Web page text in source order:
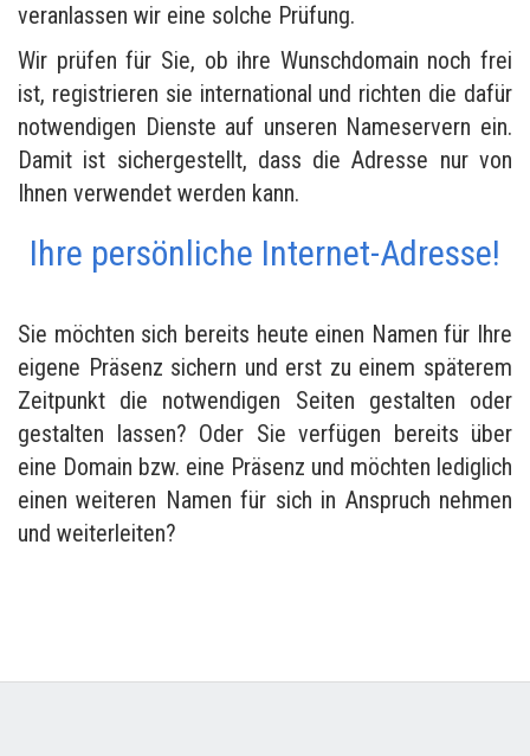
veranlassen wir eine solche Prüfung.
Wir prüfen für Sie, ob ihre Wunschdomain noch frei
ist, registrieren sie international und richten die dafür
notwendigen Dienste auf unseren Nameservern ein.
Damit ist sichergestellt, dass die Adresse nur von
Ihnen verwendet werden kann.
Ihre persönliche Internet-Adresse!
Sie möchten sich bereits heute einen Namen für Ihre
eigene Präsenz sichern und erst zu einem späterem
Zeitpunkt die notwendigen Seiten gestalten oder
gestalten lassen? Oder Sie verfügen bereits über
eine Domain bzw. eine Präsenz und möchten lediglich
einen weiteren Namen für sich in Anspruch nehmen
und weiterleiten?